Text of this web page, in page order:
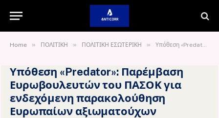
Home » ΠΟΛΙΤΙΚΗ » ΠΟΛΙΤΙΚΗ ΕΣΩΤΕΡΙΚΗ » Υπόθεση «Predator»: Παρέμβαση Ευρωβουλευτών του ΠΑΣΟΚ για ενδεχόμενη παρακολούθηση Ευρωπαίων αξιωματούχων
Υπόθεση «Predator»: Παρέμβαση
Ευρωβουλευτών του ΠΑΣΟΚ για
ενδεχόμενη παρακολούθηση
Ευρωπαίων αξιωματούχων